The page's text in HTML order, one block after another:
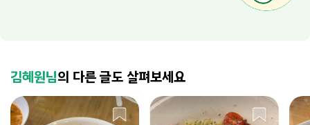
김혜원님의 다른 글도 살펴보세요